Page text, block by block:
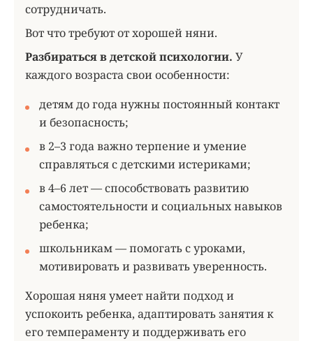
сотрудничать.
Вот что требуют от хорошей няни.
Разбираться в детской психологии. У
каждого возраста свои особенности:
детям до года нужны постоянный контакт
и безопасность;
в 2–3 года важно терпение и умение
справляться с детскими истериками;
в 4–6 лет — способствовать развитию
самостоятельности и социальных навыков
ребенка;
школьникам — помогать с уроками,
мотивировать и развивать уверенность.
Хорошая няня умеет найти подход и
успокоить ребенка, адаптировать занятия к
его темпераменту и поддерживать его